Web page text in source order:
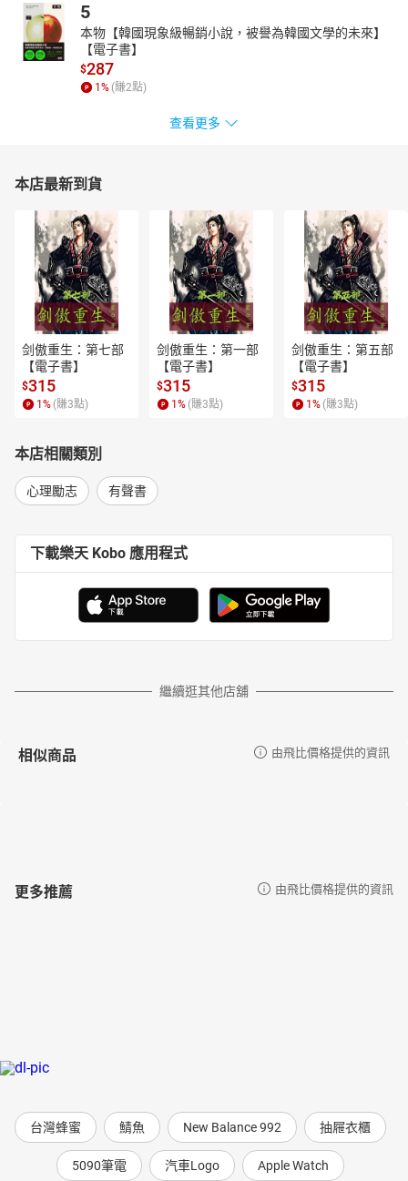
5
本物【韓國現象級暢銷小說，被譽為韓國文學的未來】
【電子書】
$287
1 % (賺2點)
查看更多
本店最新到貨
剑傲重生：第七部
【電子書】
$315
1 % (賺3點)
剑傲重生：第一部
【電子書】
$315
1 % (賺3點)
剑傲重生：第五部
【電子書】
$315
1 % (賺3點)
本店相關類別
心理勵志 有聲書
下載樂天 Kobo 應用程式
繼續逛其他店舖
相似商品 由飛比價格提供的資訊
更多推薦 由飛比價格提供的資訊
台灣蜂蜜 鯖魚 New Balance 992 抽屜衣櫃
5090筆電 汽車Logo Apple Watch